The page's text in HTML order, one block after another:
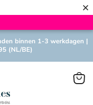
×
binnen 1-3 werkdagen |
(NL/BE)